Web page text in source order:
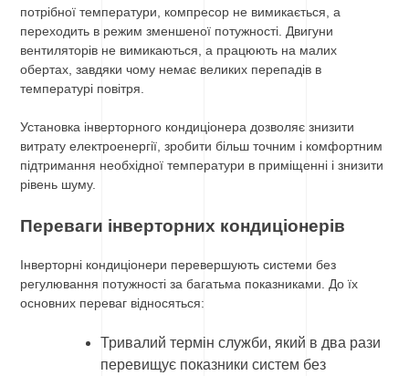
потрібної температури, компресор не вимикається, а
переходить в режим зменшеної потужності. Двигуни
вентиляторів не вимикаються, а працюють на малих
обертах, завдяки чому немає великих перепадів в
температурі повітря.
Установка інверторного кондиціонера дозволяє знизити
витрату електроенергії, зробити більш точним і комфортним
підтримання необхідної температури в приміщенні і знизити
рівень шуму.
Переваги інверторних кондиціонерів
Інверторні кондиціонери перевершують системи без
регулювання потужності за багатьма показниками. До їх
основних переваг відносяться:
Тривалий термін служби, який в два рази
перевищує показники систем без